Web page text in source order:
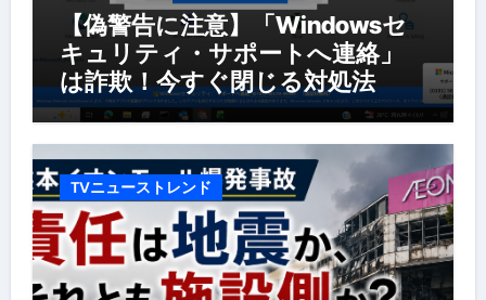
【偽警告に注意】「Windowsセ
キュリティ・サポートへ連絡」
は詐欺！今すぐ閉じる対処法
TVニューストレンド